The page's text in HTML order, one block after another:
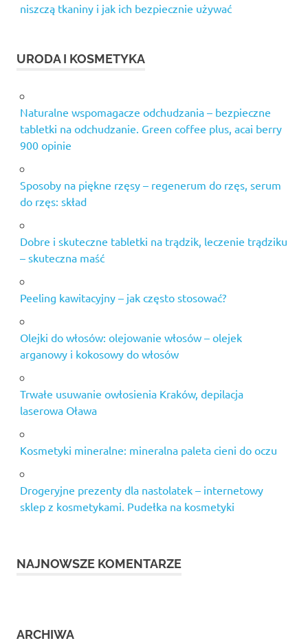
niszczą tkaniny i jak ich bezpiecznie używać
URODA I KOSMETYKA
Naturalne wspomagacze odchudzania – bezpieczne
tabletki na odchudzanie. Green coffee plus, acai berry
900 opinie
Sposoby na piękne rzęsy – regenerum do rzęs, serum
do rzęs: skład
Dobre i skuteczne tabletki na trądzik, leczenie trądziku
– skuteczna maść
Peeling kawitacyjny – jak często stosować?
Olejki do włosów: olejowanie włosów – olejek
arganowy i kokosowy do włosów
Trwałe usuwanie owłosienia Kraków, depilacja
laserowa Oława
Kosmetyki mineralne: mineralna paleta cieni do oczu
Drogeryjne prezenty dla nastolatek – internetowy
sklep z kosmetykami. Pudełka na kosmetyki
NAJNOWSZE KOMENTARZE
ARCHIWA